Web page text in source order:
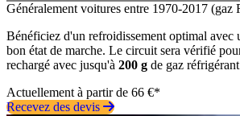
Généralement voitures entre 1970-2017 (gaz
Bénéficiez d'un refroidissement optimal avec
bon état de marche. Le circuit sera vérifié
rechargé avec jusqu'à 200 g de gaz
Actuellement à partir de 66 €*
Recevez des devis